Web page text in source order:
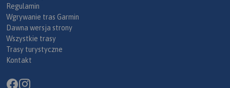
Regulamin
Wgrywanie tras Garmin
Dawna wersja strony
Wszystkie trasy
Trasy turystyczne
Kontakt